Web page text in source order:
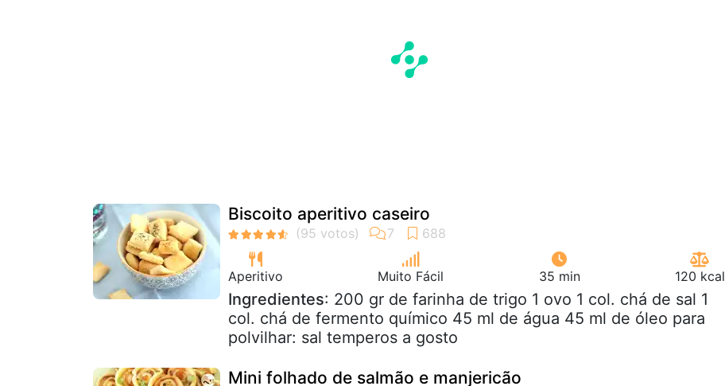
Biscoito aperitivo caseiro
Aperitivo Muito Fácil 35 min 120 kcal
Ingredientes: 200 gr de farinha de trigo 1 ovo 1 col. chá de sal 1
col. chá de fermento químico 45 ml de água 45 ml de óleo para
polvilhar: sal temperos a gosto
Mini folhado de salmão e manjericão